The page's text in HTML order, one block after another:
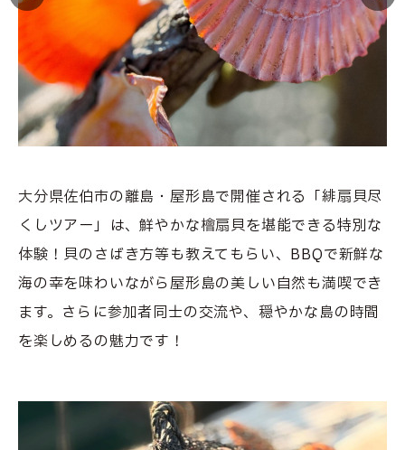
大分県佐伯市の離島・屋形島で開催される「緋扇貝尽
くしツアー」は、鮮やかな檜扇貝を堪能できる特別な
体験！貝のさばき方等も教えてもらい、BBQで新鮮な
海の幸を味わいながら屋形島の美しい自然も満喫でき
ます。さらに参加者同士の交流や、穏やかな島の時間
を楽しめるの魅力です！